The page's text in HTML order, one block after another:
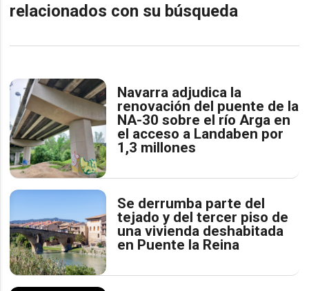
relacionados con su búsqueda
Navarra adjudica la
renovación del puente de la
NA-30 sobre el río Arga en
el acceso a Landaben por
1,3 millones
Se derrumba parte del
tejado y del tercer piso de
una vivienda deshabitada
en Puente la Reina